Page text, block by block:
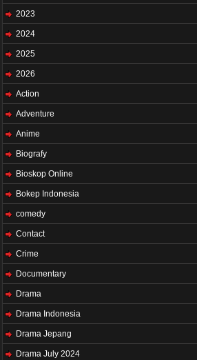
2023
2024
2025
2026
Action
Adventure
Anime
Biografy
Bioskop Online
Bokep Indonesia
comedy
Contact
Crime
Documentary
Drama
Drama Indonesia
Drama Jepang
Drama July 2024